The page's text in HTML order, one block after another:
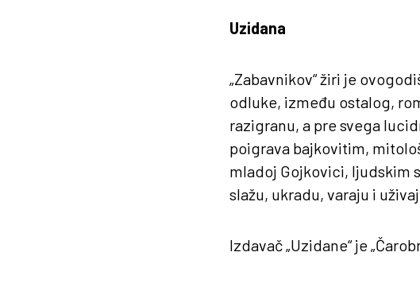
Uzidana
„Zabavnikov“ žiri je
odluke, između ostalog,
razigranu, a pre svega
poigrava bajkovitim,
mladoj Gojkovici, ljudskim
slažu, ukradu, varaju i
Izdavač „Uzidane“ je